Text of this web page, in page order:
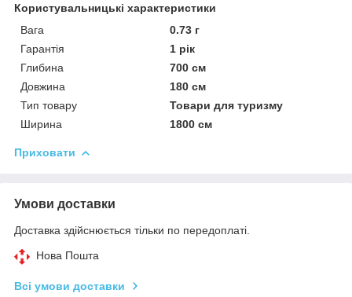
Користувальницькі характеристики
Вага
0.73 г
Гарантія
1 рік
Глибина
700 см
Довжина
180 см
Тип товару
Товари для туризму
Ширина
1800 см
Приховати
Умови доставки
Доставка здійснюється тільки по передоплаті.
Нова Пошта
Всі умови доставки